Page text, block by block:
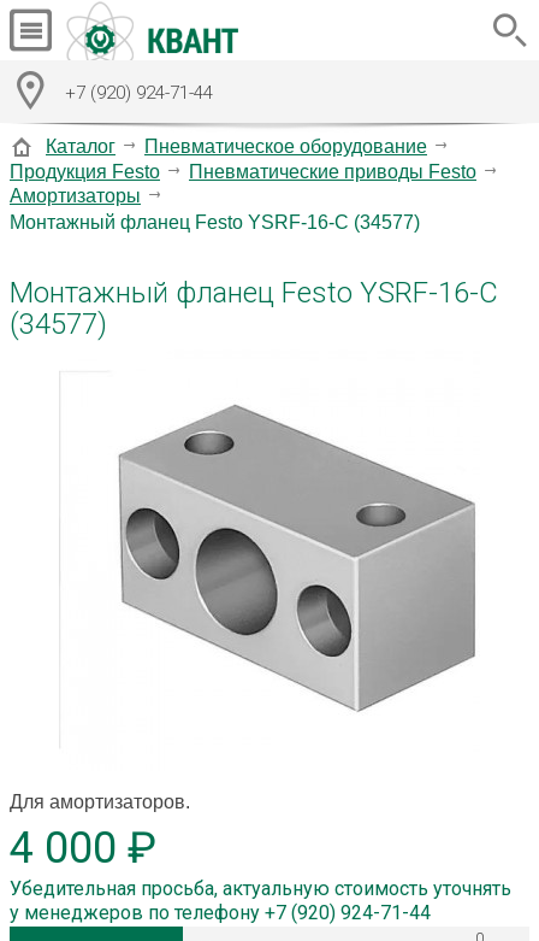
+7 (920) 924-71-44
Каталог
Пневматическое оборудование
Продукция Festo
Пневматические приводы Festo
Амортизаторы
Монтажный фланец Festo YSRF-16-C (34577)
Монтажный фланец Festo YSRF-16-C
(34577)
Для амортизаторов.
4 000 ₽
Убедительная просьба, актуальную стоимость уточнять
у менеджеров по телефону +7 (920) 924-71-44